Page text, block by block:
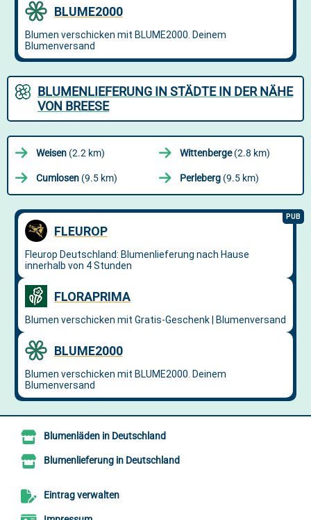
BLUMENLIEFERUNG IN STÄDTE IN DER NÄHE
VON BREESE
Weisen (2.2 km) Wittenberge(2.8 km)
Cumlosen (9.5 km) Perleberg (9.5 km)
Blumenläden in Deutschland
Blumenlieferung in Deutschland
Eintrag verwalten